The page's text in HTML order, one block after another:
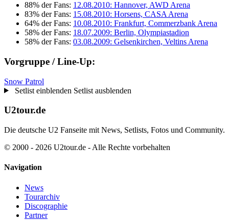
88% der Fans: 12.08.2010: Hannover, AWD Arena
83% der Fans: 15.08.2010: Horsens, CASA Arena
64% der Fans: 10.08.2010: Frankfurt, Commerzbank Arena
58% der Fans: 18.07.2009: Berlin, Olympiastadion
58% der Fans: 03.08.2009: Gelsenkirchen, Veltins Arena
Vorgruppe / Line-Up:
Snow Patrol
Setlist einblenden Setlist ausblenden
U2tour.de
Die deutsche U2 Fanseite mit News, Setlists, Fotos und Community.
© 2000 - 2026 U2tour.de - Alle Rechte vorbehalten
Navigation
News
Tourarchiv
Discographie
Partner